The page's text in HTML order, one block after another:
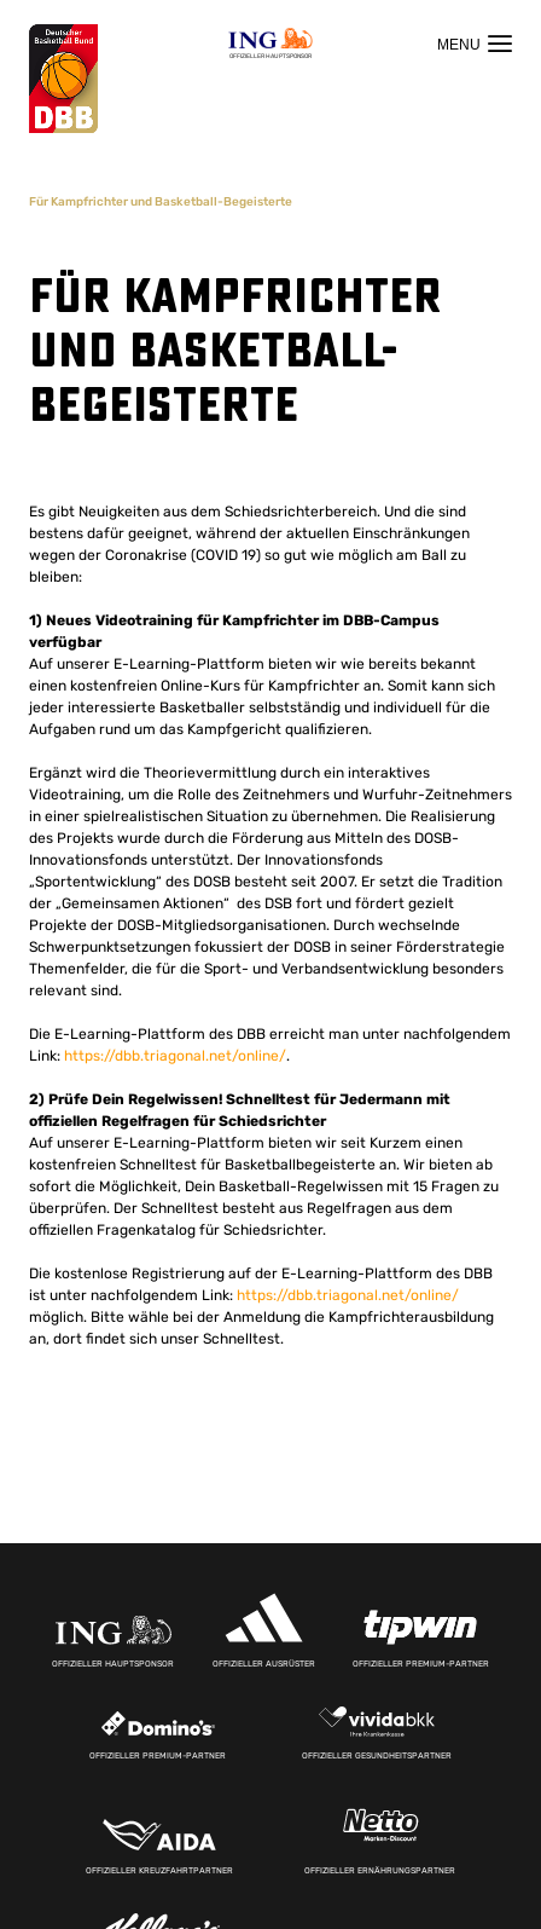
OFFIZIELLER HAUPTSPONSOR
Für Kampfrichter und Basketball-Begeisterte
Für Kampfrichter
und Basketball-
Begeisterte
Es gibt Neuigkeiten aus dem Schiedsrichterbereich. Und die sind
bestens dafür geeignet, während der aktuellen Einschränkungen
wegen der Coronakrise (COVID 19) so gut wie möglich am Ball zu
bleiben:
1) Neues Videotraining für Kampfrichter im DBB-Campus
verfügbar
Auf unserer E-Learning-Plattform bieten wir wie bereits bekannt
einen kostenfreien Online-Kurs für Kampfrichter an. Somit kann sich
jeder interessierte Basketballer selbstständig und individuell für die
Aufgaben rund um das Kampfgericht qualifizieren.
Ergänzt wird die Theorievermittlung durch ein interaktives
Videotraining, um die Rolle des Zeitnehmers und Wurfuhr-Zeitnehmers
in einer spielrealistischen Situation zu übernehmen. Die Realisierung
des Projekts wurde durch die Förderung aus Mitteln des DOSB-
Innovationsfonds unterstützt. Der Innovationsfonds
„Sportentwicklung“ des DOSB besteht seit 2007. Er setzt die Tradition
der „Gemeinsamen Aktionen“ des DSB fort und fördert gezielt
Projekte der DOSB-Mitgliedsorganisationen. Durch wechselnde
Schwerpunktsetzungen fokussiert der DOSB in seiner Förderstrategie
Themenfelder, die für die Sport- und Verbandsentwicklung besonders
relevant sind.
Die E-Learning-Plattform des DBB erreicht man unter nachfolgendem
Link: https://dbb.triagonal.net/online/.
2) Prüfe Dein Regelwissen! Schnelltest für Jedermann mit
offiziellen Regelfragen für Schiedsrichter
Auf unserer E-Learning-Plattform bieten wir seit Kurzem einen
kostenfreien Schnelltest für Basketballbegeisterte an. Wir bieten ab
sofort die Möglichkeit, Dein Basketball-Regelwissen mit 15 Fragen zu
überprüfen. Der Schnelltest besteht aus Regelfragen aus dem
offiziellen Fragenkatalog für Schiedsrichter.
Die kostenlose Registrierung auf der E-Learning-Plattform des DBB
ist unter nachfolgendem Link: https://dbb.triagonal.net/online/
möglich. Bitte wähle bei der Anmeldung die Kampfrichterausbildung
an, dort findet sich unser Schnelltest.
OFFIZIELLER HAUPTSPONSOR OFFIZIELLER AUSRÜSTER OFFIZIELLER PREMIUM-PARTNER
OFFIZIELLER PREMIUM-PARTNER OFFIZIELLER GESUNDHEITSPARTNER
OFFIZIELLER KREUZFAHRTPARTNER OFFIZIELLER ERNÄHRUNGSPARTNER